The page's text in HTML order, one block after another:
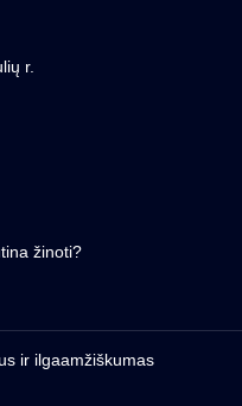
r.
žinoti?
ir ilgaamžiškumas